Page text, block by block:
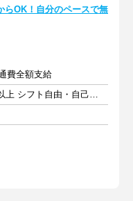
らOK！自分のペースで無
費全額支給
週3日以上 1日8時間以上 シフト自由・自己申告